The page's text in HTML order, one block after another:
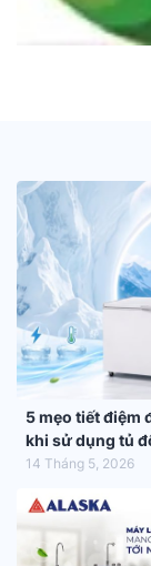
5 mẹo tiết điệm
khi sử dụng tủ
trong mùa hè
14 Tháng 5, 2026